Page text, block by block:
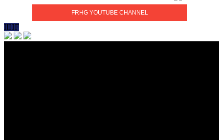
FRHG YOUTUBE CHANNEL
IIHF